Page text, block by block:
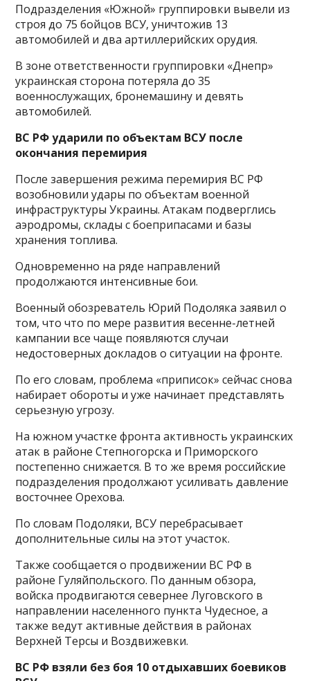
Подразделения «Южной» группировки вывели из
строя до 75 бойцов ВСУ, уничтожив 13
автомобилей и два артиллерийских орудия.
В зоне ответственности группировки «Днепр»
украинская сторона потеряла до 35
военнослужащих, бронемашину и девять
автомобилей.
ВС РФ ударили по объектам ВСУ после
окончания перемирия
После завершения режима перемирия ВС РФ
возобновили удары по объектам военной
инфраструктуры Украины. Атакам подверглись
аэродромы, склады с боеприпасами и базы
хранения топлива.
Одновременно на ряде направлений
продолжаются интенсивные бои.
Военный обозреватель Юрий Подоляка заявил о
том, что что по мере развития весенне-летней
кампании все чаще появляются случаи
недостоверных докладов о ситуации на фронте.
По его словам, проблема «приписок» сейчас снова
набирает обороты и уже начинает представлять
серьезную угрозу.
На южном участке фронта активность украинских
атак в районе Степногорска и Приморского
постепенно снижается. В то же время российские
подразделения продолжают усиливать давление
восточнее Орехова.
По словам Подоляки, ВСУ перебрасывает
дополнительные силы на этот участок.
Также сообщается о продвижении ВС РФ в
районе Гуляйпольского. По данным обзора,
войска продвигаются севернее Луговского в
направлении населенного пункта Чудесное, а
также ведут активные действия в районах
Верхней Терсы и Воздвижевки.
ВС РФ взяли без боя 10 отдыхавших боевиков